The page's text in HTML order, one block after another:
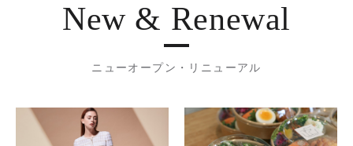
New & Renewal
ニューオープン・リニューアル